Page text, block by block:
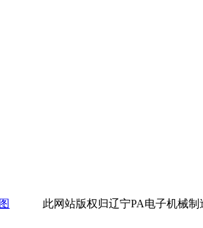
此网站版权归辽宁PA电子机械制